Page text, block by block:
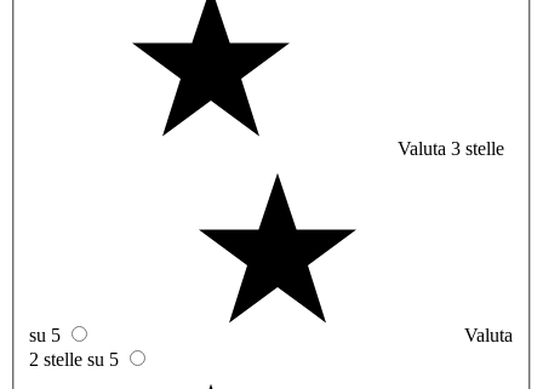
Valuta 3 stelle
su 5
Valuta
2 stelle su 5